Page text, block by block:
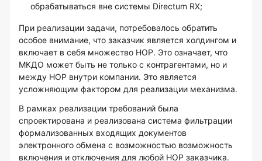
обрабатываться вне системы Directum RX;
При реализации задачи, потребовалось обратить
особое внимание, что заказчик является холдингом и
включает в себя множество НОР. Это означает, что
МКДО может быть не только с контрагентами, но и
между НОР внутри компании. Это является
усложняющим фактором для реализации механизма.
В рамках реализации требований была
спроектирована и реализована система фильтрации
формализованных входящих документов
электронного обмена с возможностью возможность
включения и отключения для любой НОР заказчика.